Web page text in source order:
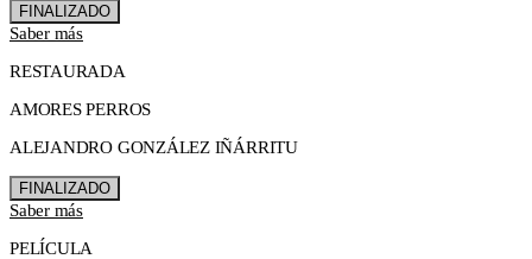
FINALIZADO
Saber más
RESTAURADA
AMORES PERROS
ALEJANDRO GONZÁLEZ IÑÁRRITU
FINALIZADO
Saber más
PELÍCULA